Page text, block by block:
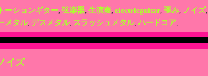
ーションギター, 弦楽器, 生演奏, electricguitar, 歪み, ノイズ,
メタル, デスメタル, スラッシュメタル, ハードコア,
イズ